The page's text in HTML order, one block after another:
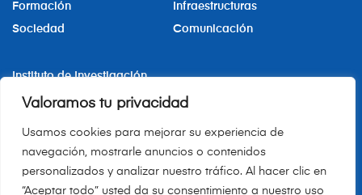
Valoramos tu privacidad
Usamos cookies para mejorar su experiencia de
navegación, mostrarle anuncios o contenidos
personalizados y analizar nuestro tráfico. Al hacer clic en
“Aceptar todo” usted da su consentimiento a nuestro uso
Formación
Infraestructuras
Sociedad
Comunicación
Instituto de Investigación
+34 91 520 24 76